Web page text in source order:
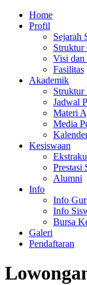
Home
Profil
Sejarah
Struktur
Visi dan
Fasilitas
Akademik
Jadwal
Materi
Media
Kesiswaan
Prestasi
Alumni
Info
Info
Info
Bursa
Galeri
Pendaftaran